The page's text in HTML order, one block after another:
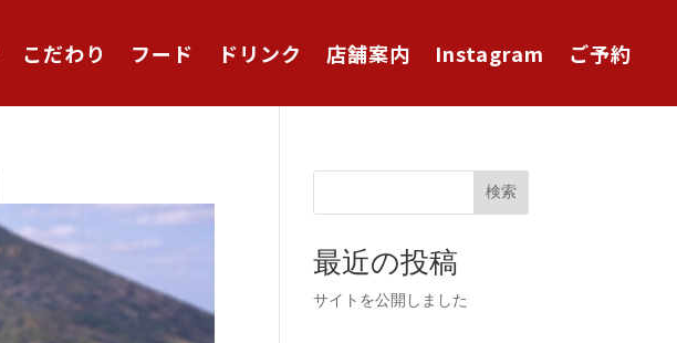
こだわり フード ドリンク 店舗案内 Instagram ご予約
検索
最近の投稿
サイトを公開しました